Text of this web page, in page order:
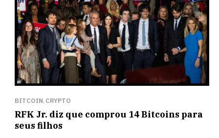
BITCOIN, CRYPTO
RFK Jr. diz que comprou 14 Bitcoins para
seus filhos